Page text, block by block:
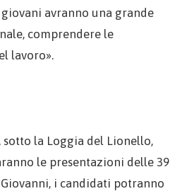
avranno una grande
comprendere le
lavoro».
la Loggia del Lionello,
le presentazioni delle 39
i candidati potranno